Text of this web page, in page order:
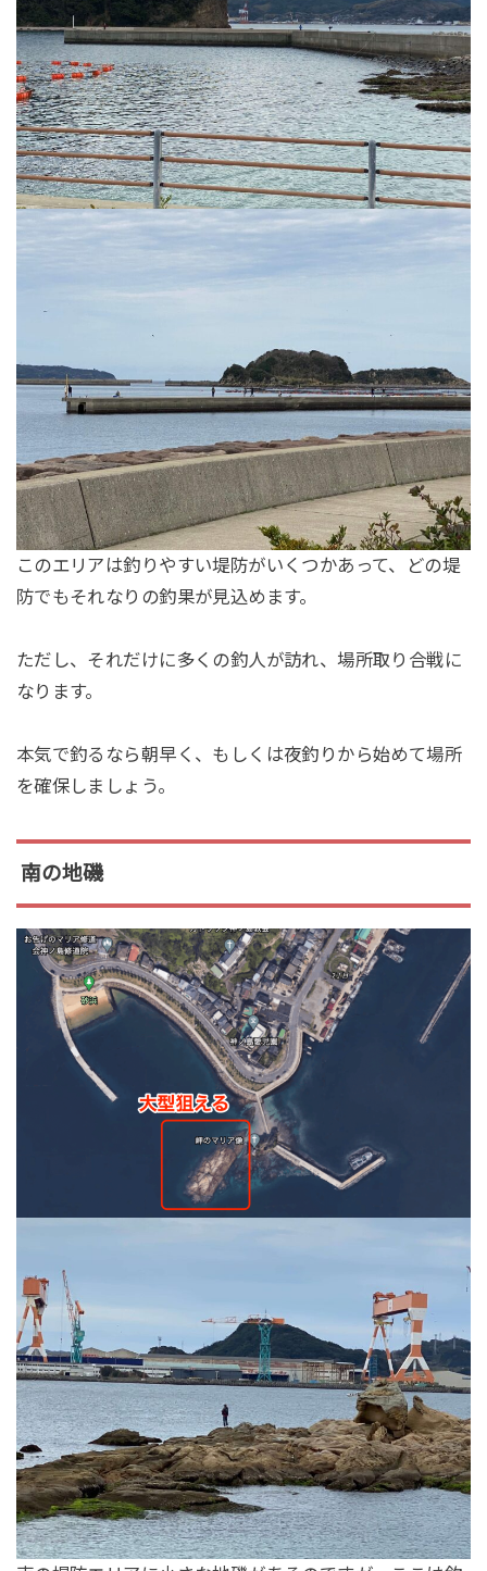
このエリアは釣りやすい堤防がいくつかあって、どの堤
防でもそれなりの釣果が見込めます。
ただし、それだけに多くの釣人が訪れ、場所取り合戦に
なります。
本気で釣るなら朝早く、もしくは夜釣りから始めて場所
を確保しましょう。
南の地磯